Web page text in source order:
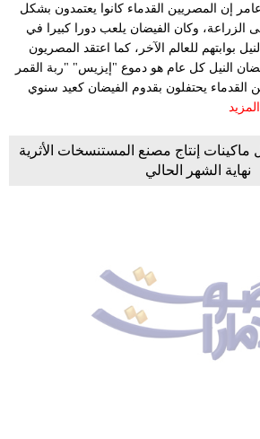
إن المصريين القدماء كانوا يعتمدون بشكل
الزراعة، وكان الفيضان يلعب دورا كبيرا في
بوابتهم للعالم الآخر، كما اعتقد المصريون
النيل كل عام هو دموع "إيزيس" "ربة القمر
القدماء يحتفلون بقدوم الفيضان كعيد سنوي
المزيد
ماكينات إنتاج مصنع المستنسخات الأثرية
نهاية الشهر الحالي